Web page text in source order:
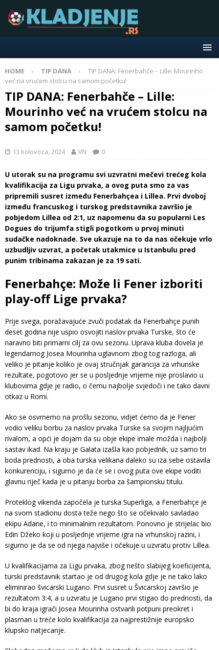
HOME TIP DANA
TIP DANA: Fenerbahče – Lille: Mourinho
već na vrućem stolcu na samom početku!
TIP DANA: Fenerbahče – Lille:
Mourinho već na vrućem stolcu na
samom početku!
13 kolovoza, 2024 VN 0
U utorak su na programu svi uzvratni mečevi trećeg kola
kvalifikacija za Ligu prvaka, a ovog puta smo za vas
pripremili susret između Fenerbahçea i Lillea. Prvi dvoboj
između francuskog i turskog predstavnika završio je
pobjedom Lillea od 2:1, uz napomenu da su popularni Les
Dogues do trijumfa stigli pogotkom u prvoj minuti
sudačke nadoknade. Sve ukazuje na to da nas očekuje vrlo
uzbudljiv uzvrat, a početak utakmice u Istanbulu pred
punim tribinama zakazan je za 19 sati.
Fenerbahçe: Može li Fener izboriti
play-off Lige prvaka?
Prije svega, poražavajuće zvuči podatak da Fenerbahçe punih
deset godina nije uspio osvojiti naslov prvaka Turske, što će
naravno biti primarni cilj za ovu sezonu. Uprava kluba dovela je
legendarnog Josea Mourinha uglavnom zbog tog razloga, ali
veliko je pitanje koliko je ovaj stručnjak garancija za vrhunske
rezultate, pogotovo jer se u posljednje vrijeme nije proslavio u
klubovima gdje je radio, o čemu najbolje svjedoči i ne tako davni
otkaz u Romi.
Ako se osvrnemo na prošlu sezonu, vidjet ćemo da je Fener
vodio veliku borbu za naslov prvaka Turske sa svojim najljućim
rivalom, a opći je dojam da su obje ekipe imale možda i najbolji
sastav ikad. Na kraju je Galata izašla kao pobjednik, uz samo tri
boda prednosti, a oba turska velikana daleko su iza sebe ostavila
konkurenciju, i sigurno je da će se i ovog puta ove ekipe voditi
glavnu riječ kada je u pitanju borba za šampionsku titulu.
Proteklog vikenda započela je turska Superliga, a Fenerbahçe je
na svom stadionu dosta teže nego što se očekivalo savladao
ekipu Adane, i to minimalnim rezultatom. Ponovno je strijelac bio
Edin Džeko koji u posljednje vrijeme igra na vrhunskoj razini, i
sigurno je da se od njega najviše i očekuje u uzvratu protiv Lillea.
U kvalifikacijama za Ligu prvaka, zbog nešto slabijeg koeficijenta,
turski predstavnik startao je od drugog kola gdje je ne tako lako
eliminirao švicarski Lugano. Prvi susret u Švicarskoj završio je
rezultatom 3:4, a u uzvratu je Lugano prvi stigao do prednosti, da
bi do kraja igrači Josea Mourinha ostvarili potpuni preokret i
plasman u treće kolo kvalifikacija za najprestižnije europsko
klupsko natjecanje.